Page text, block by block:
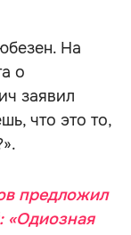
На
о
заявил
что это то,
предложил
«Одиозная